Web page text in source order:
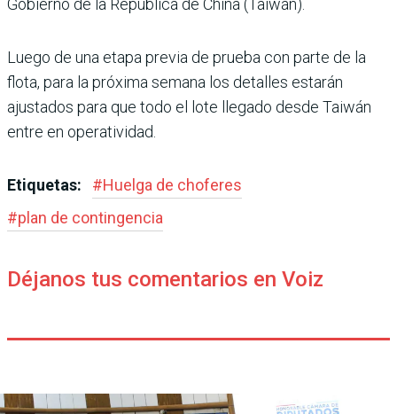
Luego de una etapa previa de prueba con parte de la
flota, para la próxima semana los detalles estarán
ajustados para que todo el lote llegado desde Taiwán
entre en operatividad.
Etiquetas: #Huelga de choferes
#plan de contingencia
Déjanos tus comentarios en Voiz